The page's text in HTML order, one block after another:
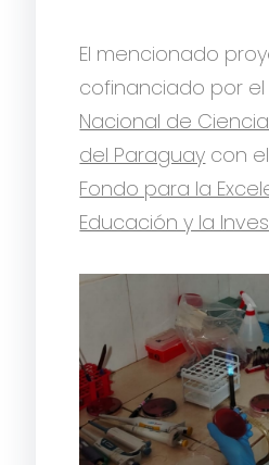
El mencionado
cofinanciado por el
Nacional de
del Paraguay con
Fondo para la
Educación y la